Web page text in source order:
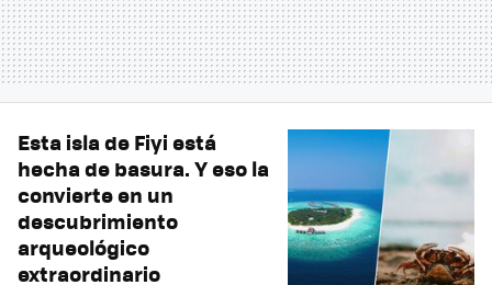
Esta isla de Fiyi está
hecha de basura. Y eso la
convierte en un
descubrimiento
arqueológico
extraordinario